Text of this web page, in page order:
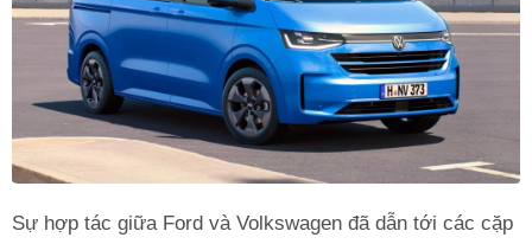
Sự hợp tác giữa Ford và Volkswagen đã dẫn tới các cặp